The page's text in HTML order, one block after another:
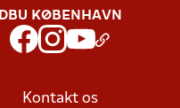
DBU KØBENHAVN
Kontakt os